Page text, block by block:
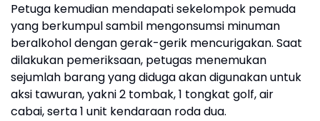
Petuga kemudian mendapati sekelompok pemuda
yang berkumpul sambil mengonsumsi minuman
beralkohol dengan gerak-gerik mencurigakan. Saat
dilakukan pemeriksaan, petugas menemukan
sejumlah barang yang diduga akan digunakan untuk
aksi tawuran, yakni 2 tombak, 1 tongkat golf, air
cabai, serta 1 unit kendaraan roda dua.